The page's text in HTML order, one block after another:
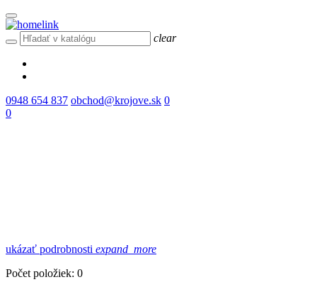
clear
0948 654 837 obchod@krojove.sk 0
0
ukázať podrobnosti expand_more
Počet položiek: 0